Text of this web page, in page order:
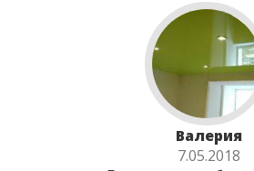
Валерия
7.05.2018